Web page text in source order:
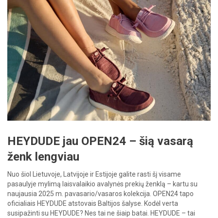
HEYDUDE jau OPEN24 – šią vasarą
ženk lengviau
Nuo šiol Lietuvoje, Latvijoje ir Estijoje galite rasti šį visame
pasaulyje mylimą laisvalaikio avalynės prekių ženklą – kartu su
naujausia 2025 m. pavasario/vasaros kolekcija. OPEN24 tapo
oficialiais HEYDUDE atstovais Baltijos šalyse. Kodėl verta
susipažinti su HEYDUDE? Nes tai ne šiaip batai. HEYDUDE – tai